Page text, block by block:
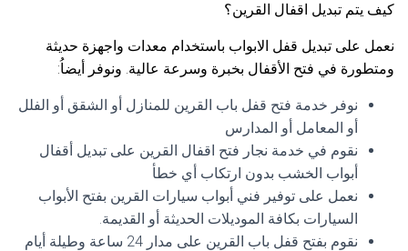
كيف يتم تبديل اقفال القرين؟
نعمل على تبديل قفل الابواب باستخدام معدات واجهزة حديثة
ومتطورة في فتح الأقفال بخبرة وسرعة عالية. ونوفر أيضاُ:
نوفر خدمة فتح قفل باب القرين للمنازل أو الشقق أو الفلل
أو المعامل أو المدارس
نقوم في خدمة نجار فتح اقفال القرين على تبديل أقفال
أبواب الخشب بدون ارتكاب أي خطأ
نعمل على توفير فني أبواب سيارات القرين بفتح الأبواب
السيارات بكافة الموديلات الحديثة أو القديمة.
نقوم بفتح قفل باب القرين على مدار 24 ساعة وطيلة أيام